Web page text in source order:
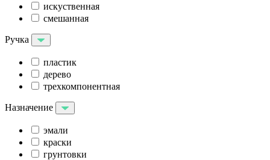
искуственная
смешанная
Ручка
пластик
дерево
трехкомпонентная
Назначение
эмали
краски
грунтовки